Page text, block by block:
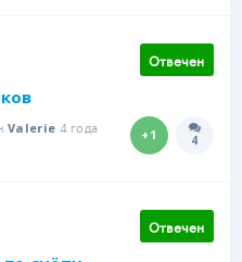
Отвечен
Valerie 4 года
+1 4
Отвечен